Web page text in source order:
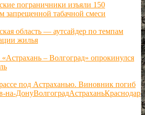
пограничники изъяли 150
запрещенной табачной смеси
область — аутсайдер по темпам
жилья
«Астрахань – Волгоград» опрокинулся
под Астраханью. Виновник погиб
на-ДонуВолгоградАстраханьКраснодар